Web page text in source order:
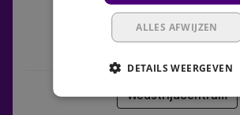
Wedstrijdcentrum
ALLES AFWIJZEN
DETAILS WEERGEVEN